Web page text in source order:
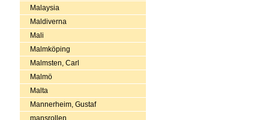
Malaysia
Maldiverna
Mali
Malmköping
Malmsten, Carl
Malmö
Malta
Mannerheim, Gustaf
mansrollen